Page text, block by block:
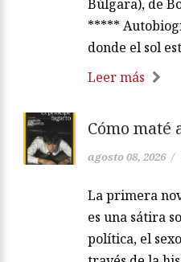
Búlgara), de
*****
donde el sol
Leer más
Cómo maté
agosto 08, 2026 /
La primera
es una sátira
política, el